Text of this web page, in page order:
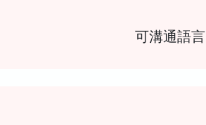
可溝通語言